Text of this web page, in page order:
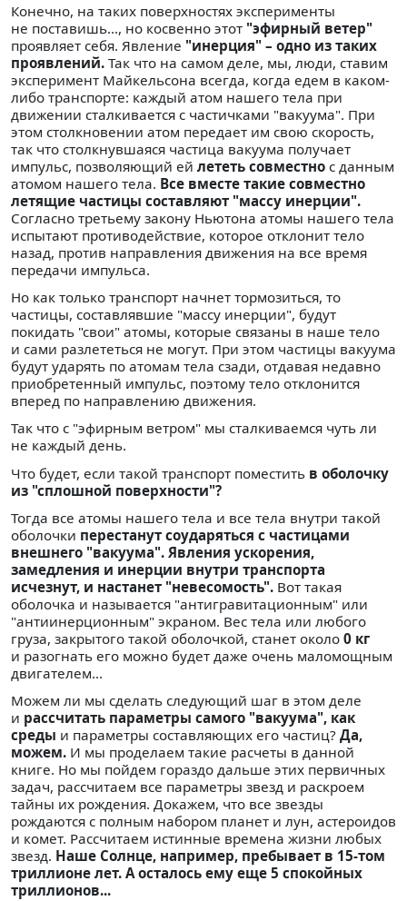
Конечно, на таких поверхностях эксперименты
не поставишь..., но косвенно этот "эфирный ветер"
проявляет себя. Явление "инерция" – одно из таких
проявлений. Так что на самом деле, мы, люди, ставим
эксперимент Майкельсона всегда, когда едем в каком-
либо транспорте: каждый атом нашего тела при
движении сталкивается с частичками "вакуума". При
этом столкновении атом передает им свою скорость,
так что столкнувшаяся частица вакуума получает
импульс, позволяющий ей лететь совместно с данным
атомом нашего тела. Все вместе такие совместно
летящие частицы составляют "массу инерции".
Согласно третьему закону Ньютона атомы нашего тела
испытают противодействие, которое отклонит тело
назад, против направления движения на все время
передачи импульса.
Но как только транспорт начнет тормозиться, то
частицы, составлявшие "массу инерции", будут
покидать "свои" атомы, которые связаны в наше тело
и сами разлететься не могут. При этом частицы вакуума
будут ударять по атомам тела сзади, отдавая недавно
приобретенный импульс, поэтому тело отклонится
вперед по направлению движения.
Так что с "эфирным ветром" мы сталкиваемся чуть ли
не каждый день.
Что будет, если такой транспорт поместить в оболочку
из "сплошной поверхности"?
Тогда все атомы нашего тела и все тела внутри такой
оболочки перестанут соударяться с частицами
внешнего "вакуума". Явления ускорения,
замедления и инерции внутри транспорта
исчезнут, и настанет "невесомость". Вот такая
оболочка и называется "антигравитационным" или
"антиинерционным" экраном. Вес тела или любого
груза, закрытого такой оболочкой, станет около 0 кг
и разогнать его можно будет даже очень маломощным
двигателем...
Можем ли мы сделать следующий шаг в этом деле
и рассчитать параметры самого "вакуума", как
среды и параметры составляющих его частиц? Да,
можем. И мы проделаем такие расчеты в данной
книге. Но мы пойдем гораздо дальше этих первичных
задач, рассчитаем все параметры звезд и раскроем
тайны их рождения. Докажем, что все звезды
рождаются с полным набором планет и лун, астероидов
и комет. Рассчитаем истинные времена жизни любых
звезд. Наше Солнце, например, пребывает в 15-том
триллионе лет. А осталось ему еще 5 спокойных
триллионов...